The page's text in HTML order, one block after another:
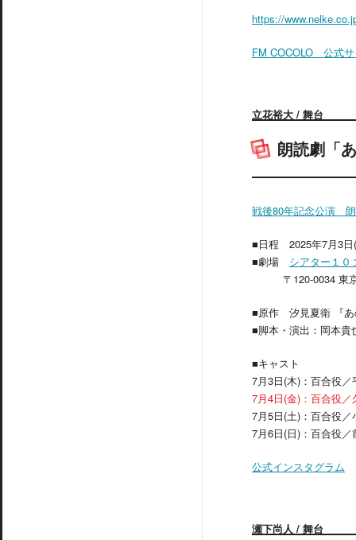
https://
FM COCOLO 公式
立花裕大 / 舞台
朗読劇「
戦後80年記念公演 朗
■日程 2025年7月3日
■劇場 シアター１０
〒120-0034 東京
■原作 汐見夏衛 『あ
■脚本・演出：岡本貴
■キャスト
7月3日(木)：百合役
7月4日(金)：百合役
7月5日(土)：百合役
7月6日(日)：百合役
公式インスタグラム
瀬下尚人 / 舞台